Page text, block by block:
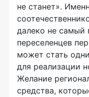
не станет».
далеко не самый
переселенцев
может стать
для реализации
Желание
средства,